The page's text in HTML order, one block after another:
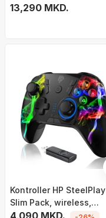
13,290 MKD.
Kontroller HP SteelPlay
Slim Pack, wireless,
shumëngjyrësh
4,090 MKD.